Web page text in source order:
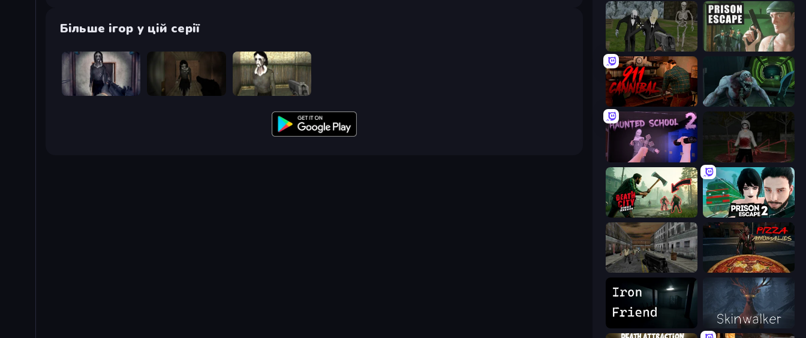
Більше ігор у цій серії
Slendrina Must Die: The Cellar Slendrina Must Die: The House
Slenderman Must Die: Graveyard Prison Escape
911: Cannibal Shoot Your Nightmare: Space Isolation
Haunted School 2 Jeff the Killer: Horrendous Smile
Death City Zombie Invasion Prison Escape 2
Silent Insanity Psychological Trauma Pizza Anomalies
Skinwalker